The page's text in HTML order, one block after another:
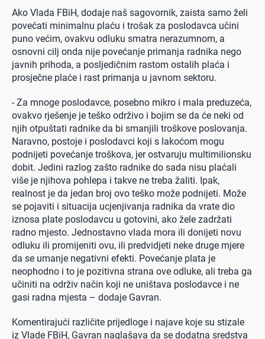
Ako Vlada FBiH, dodaje naš sagovornik, zaista samo želi
povećati minimalnu plaću i trošak za poslodavca učini
puno većim, ovakvu odluku smatra nerazumnom, a
osnovni cilj onda nije povećanje primanja radnika nego
javnih prihoda, a posljedičnim rastom ostalih plaća i
prosječne plaće i rast primanja u javnom sektoru.
- Za mnoge poslodavce, posebno mikro i mala preduzeća,
ovakvo rješenje je teško održivo i bojim se da će neki od
njih otpuštati radnike da bi smanjili troškove poslovanja.
Naravno, postoje i poslodavci koji s lakoćom mogu
podnijeti povećanje troškova, jer ostvaruju multimilionsku
dobit. Jedini razlog zašto radnike do sada nisu plaćali
više je njihova pohlepa i takve ne treba žaliti. Ipak,
realnost je da jedan broj ovo teško može podnijeti. Može
se pojaviti i situacija ucjenjivanja radnika da vrate dio
iznosa plate poslodavcu u gotovini, ako žele zadržati
radno mjesto. Jednostavno vlada mora ili donijeti novu
odluku ili promijeniti ovu, ili predvidjeti neke druge mjere
da se umanje negativni efekti. Povećanje plata je
neophodno i to je pozitivna strana ove odluke, ali treba ga
učiniti na održiv način koji ne uništava poslodavce i ne
gasi radna mjesta – dodaje Gavran.
Komentirajući različite prijedloge i najave koje su stizale
iz Vlade FBiH, Gavran naglašava da se dodatna sredstva